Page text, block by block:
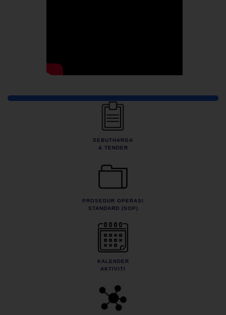
Pautan Pantas
SEBUTHARGA
& TENDER
PROSEDUR OPERASI
STANDARD (SOP)
KALENDER
AKTIVITI